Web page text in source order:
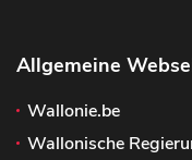
Allgemeine
Wallonie.be
Wallonische